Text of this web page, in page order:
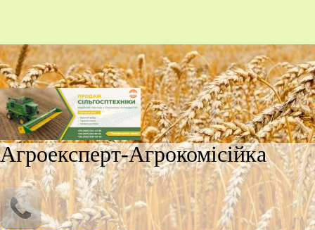
Агроексперт-Агрокомісійка